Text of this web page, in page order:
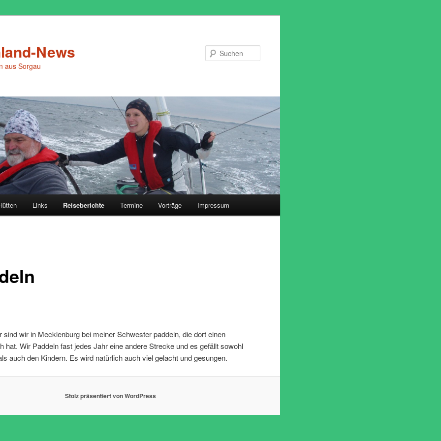
News
aus Sorgau
Links Reiseberichte Termine Vorträge Impressum
sind wir in Mecklenburg bei meiner Schwester paddeln, die dort einen
hat. Wir Paddeln fast jedes Jahr eine andere Strecke und es gefällt sowohl
auch den Kindern. Es wird natürlich auch viel gelacht und gesungen.
Stolz präsentiert von WordPress